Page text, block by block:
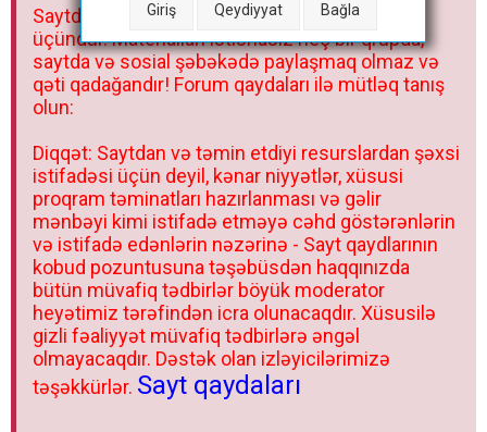
Giriş Qeydiyyat Bağla
Saytdakı materiallar yalnız fərdi istifadəniz
üçündür. Materialları istisnasız heç bir qrupda,
saytda və sosial şəbəkədə paylaşmaq olmaz və
qəti qadağandır! Forum qaydaları ilə mütləq tanış
olun:
Diqqət: Saytdan və təmin etdiyi resurslardan şəxsi
istifadəsi üçün deyil, kənar niyyətlər, xüsusi
proqram təminatları hazırlanması və gəlir
mənbəyi kimi istifadə etməyə cəhd göstərənlərin
və istifadə edənlərin nəzərinə - Sayt qaydlarının
kobud pozuntusuna təşəbüsdən haqqınızda
bütün müvafiq tədbirlər böyük moderator
heyətimiz tərəfindən icra olunacaqdır. Xüsusilə
gizli fəaliyyət müvafiq tədbirlərə əngəl
olmayacaqdır. Dəstək olan izləyicilərimizə
təşəkkürlər. Sayt qaydaları